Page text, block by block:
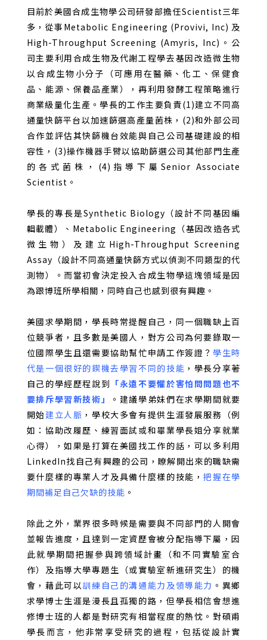
目前於美國合成生物學公司研發部擔任Scientist三年
多，從事 Metabolic Engineering (Provivi, Inc) 及
High-Throughput Screening (Amyris, Inc) 。公
司主要利用合成生物及代謝工程學去基因改造微生物
以合成生物小分子（可應用在醫藥、化工、保健食
品、能源、保養品產業），再利用發酵工程策略進行
商業級量化生產。學長的工作主要負責(1)建立不同高
通量快篩平台以加速篩選高產量菌株， (2)和外部公司
合作並評估其快篩機台效能與自己公司基礎建設的相
容性， (3)操作機器手臂以協助篩選公司其他部門生產
的各式菌株， (4) 指導下屬Senior Associate
Scientist 。
學長的專長是Synthetic Biology （設計不同基因編
輯載體）、 Metabolic Engineering （基因改造各式
微生物）及建立 High-Throughput Screening
Assay （設計不同高通量快篩方式以偵測不同類型的代
測物）。而當初會決定投入合成生物學這塊領域是因
為跟博班所學相關，同時自己也感到很有興趣。
美國求學期間，學長時常提醒自己，同一個職缺上百
位競爭者，且多數是美國人，對方公司為何要錄取一
位國際學生且還需要協助幫忙申請工作簽證？ 學生時
代是一個很好的鍥機去學習不同的技能 ，學長分享著
自己的學經歷程說到 「永遠不要懼於害怕問問題也不
要排斥學習新技術」
。建議學弟妹們在求學期間就要
開始建立人脈 ，學校大多會有提供生涯發展服務（例
如：協助改履歷、練習面試或和畢業學長姐分享就業
心得），如果是打算在美國找工作的話，可以多利用
LinkedIn找自己有興趣的公司，瞭解開出來的職缺需
要什麼樣的專業人才及具備什麼樣的技能，把握在學
期間補足自己欠缺的技能 。
除此之外，業界很多時候是需要與不同部門的人開會
並報告進度，且達到一定資歷會被分配指導下屬，因
此就學期間把握參與跨領域計畫（和不同實驗室合
作）及指導大學專題生（或實驗室新進研究生）的機
會，藉此可以 訓練自己的溝通能力及領導能力 。異鄉
求學博士生涯是漫長且孤獨的路，但學長相信會想進
修博士班的人都是對研究有相當程度的熱忱。對碩甫
學長而言，他非常享受研究的過程，包括從設計實